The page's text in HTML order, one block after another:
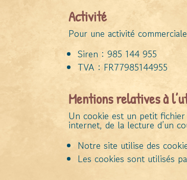
Activité
Pour une activité
Siren : 985 144 955
TVA : FR77985144955
Mentions relatives à
Un cookie est un petit fichier
internet, de la lecture d’un
Notre site utilise des
Les cookies sont utilisés